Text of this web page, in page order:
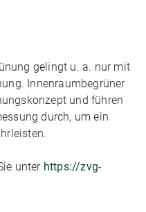
gelingt u. a. nur mit
Innenraumbegrüner
und führen
durch, um ein
unter https://zvg-